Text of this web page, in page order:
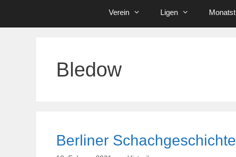
Verein Ligen
Bledow
Berliner